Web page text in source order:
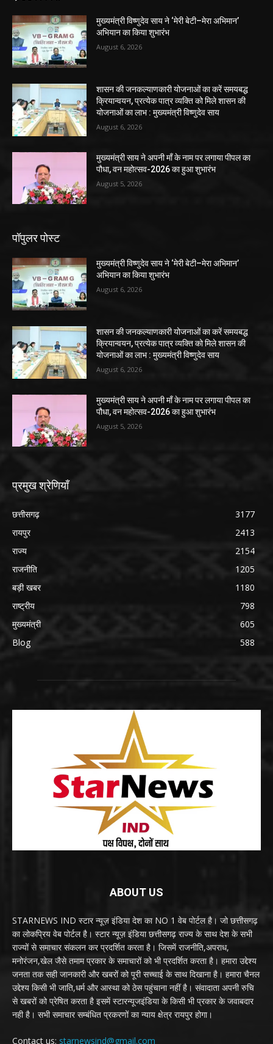
मुख्यमंत्री विष्णुदेव साय ने ‘मेरी बेटी–मेरा अभिमान’
अभियान का किया शुभारंभ
August 6, 2026
शासन की जनकल्याणकारी योजनाओं का करें समयबद्ध
क्रियान्वयन, प्रत्येक पात्र व्यक्ति को मिले शासन की
योजनाओं का लाभ : मुख्यमंत्री विष्णुदेव साय
August 6, 2026
मुख्यमंत्री साय ने अपनी माँ के नाम पर लगाया पीपल का
पौधा, वन महोत्सव-2026 का हुआ शुभारंभ
August 5, 2026
पॉपुलर पोस्ट
मुख्यमंत्री विष्णुदेव साय ने ‘मेरी बेटी–मेरा अभिमान’
अभियान का किया शुभारंभ
August 6, 2026
शासन की जनकल्याणकारी योजनाओं का करें समयबद्ध
क्रियान्वयन, प्रत्येक पात्र व्यक्ति को मिले शासन की
योजनाओं का लाभ : मुख्यमंत्री विष्णुदेव साय
August 6, 2026
मुख्यमंत्री साय ने अपनी माँ के नाम पर लगाया पीपल का
पौधा, वन महोत्सव-2026 का हुआ शुभारंभ
August 5, 2026
प्रमुख श्रेणियाँ
छत्तीसगढ़
3177
रायपुर
2413
राज्य
2154
राजनीति
1205
बड़ी खबर
1180
राष्ट्रीय
798
मुख्यमंत्री
605
Blog
588
ABOUT US
STARNEWS IND स्टार न्यूज़ इंडिया देश का NO 1 वेब पोर्टल है। जो छत्तीसगढ़
का लोकप्रिय वेब पोर्टल है। स्टार न्यूज़ इंडिया छत्तीसगढ़ राज्य के साथ देश के सभी
राज्यों से समाचार संकलन कर प्रदर्शित करता है। जिसमें राजनीति,अपराध,
मनोरंजन,खेल जैसे तमाम प्रकार के समाचारों को भी प्रदर्शित करता है। हमारा उद्देश्य
जनता तक सही जानकारी और खबरों को पूरी सच्चाई के साथ दिखाना है। हमारा चैनल
उद्देश्य किसी भी जाति,धर्म और आस्था को ठेस पहुंचाना नहीं है। संवादाता अपनी रुचि
से खबरों को प्रेषित करता है इसमें स्टारन्यूजइंडिया के किसी भी प्रकार के जवाबदार
नही है। सभी समाचार सम्बंधित प्रकरणों का न्याय क्षेत्र रायपुर होगा।
Contact us: starnewsind@gmail.com